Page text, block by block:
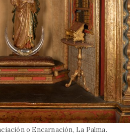
o Encarnación, La Palma.